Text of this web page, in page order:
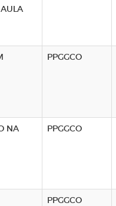
PPGGCO
NA
PPGGCO
PPGGCO